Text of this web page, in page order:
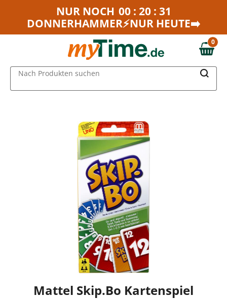
Zum Hauptinhalt springen
Zur Navigation springen
NUR NOCH 00 : 20 : 31
DONNERHAMMER⚡NUR HEUTE➡️
0,00 €
0
Nach Produkten suchen
Mattel Skip.Bo Kartenspiel